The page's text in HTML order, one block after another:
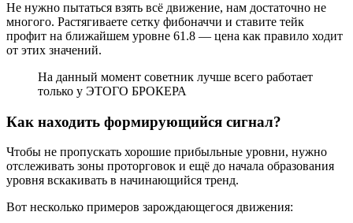
Не нужно пытаться взять всё движение, нам достаточно не
многого. Растягиваете сетку фибоначчи и ставите тейк
профит на ближайшем уровне 61.8 — цена как правило ходит
от этих значений.
На данный момент советник лучше всего работает
только у ЭТОГО БРОКЕРА
Как находить формирующийся сигнал?
Чтобы не пропускать хорошие прибыльные уровни, нужно
отслеживать зоны проторговок и ещё до начала образования
уровня вскакивать в начинающийся тренд.
Вот несколько примеров зарождающегося движения: